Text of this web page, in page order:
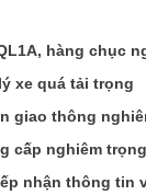
hàng chục
xe quá tải trọng
giao thông
cấp nghiêm trọng
nhận thông tin